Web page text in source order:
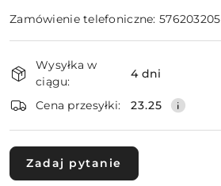
Zamówienie telefoniczne: 576203205
i
dostawa
Wysyłka w
ciągu:
4 dni
Cena przesyłki: 23.25
Zadaj pytanie